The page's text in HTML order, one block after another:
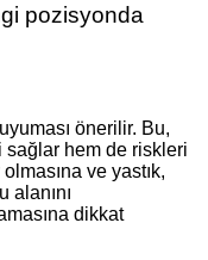
pozisyonda
önerilir. Bu,
hem de riskleri
ve yastık,
alanını
dikkat